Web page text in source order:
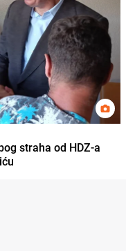
straha od HDZ-a